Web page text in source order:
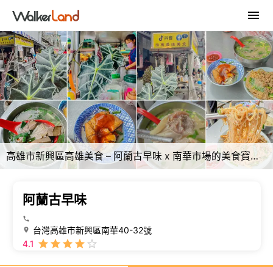
高雄市新興區高雄美食 – 阿蘭古早味 x 南華市場的美食寶藏 | 經典小吃與人情味
阿蘭古早味
台灣高雄市新興區南華40-32號
4.1